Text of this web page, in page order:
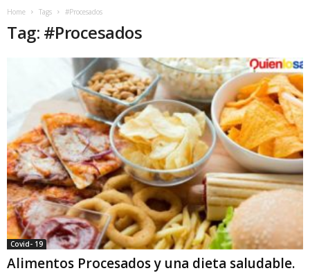
Home Tags #Procesados
Tag: #Procesados
Covid- 19
Alimentos Procesados y una dieta saludable.